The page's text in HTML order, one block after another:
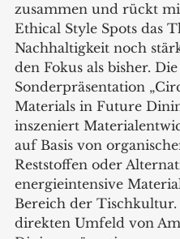
zusammen und rückt
Ethical Style Spots das
Nachhaltigkeit noch
den Fokus als bisher. Die
Sonderpräsentation
Materials in Future
inszeniert
auf Basis von
Reststoffen oder
energieintensive
Bereich der
direkten Umfeld von